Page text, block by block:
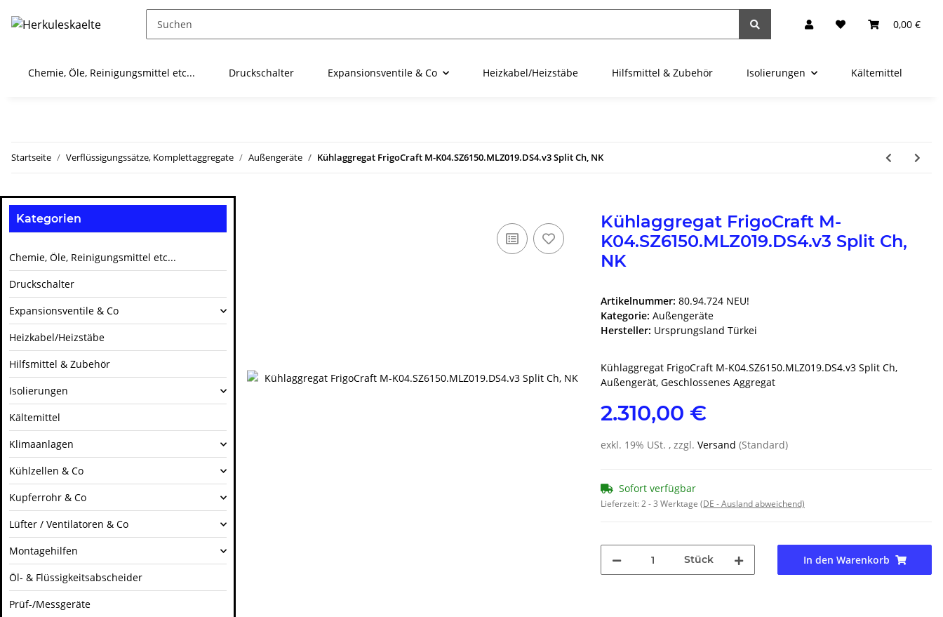
0,00 €
Chemie, Öle, Reinigungsmittel etc... Druckschalter Expansionsventile & Co Heizkabel/Heizstäbe Hilfsmittel & Zubehör Isolierungen Kältemittel
Startseite Verflüssigungssätze, Komplettaggregate Außengeräte Kühlaggregat FrigoCraft M-K04.SZ6150.MLZ019.DS4.v3 Split Ch, NK
Kühlaggregat FrigoCraft M-
K04.SZ6150.MLZ019.DS4.v3 Split Ch,
NK
Artikelnummer: 80.94.724 NEU!
Kategorie: Außengeräte
Hersteller: Ursprungsland Türkei
Kühlaggregat FrigoCraft M-K04.SZ6150.MLZ019.DS4.v3 Split Ch,
Außengerät, Geschlossenes Aggregat
2.310,00 €
exkl. 19% USt. , zzgl. Versand (Standard)
Sofort verfügbar
Lieferzeit:2 - 3 Werktage (DE - Ausland abweichend)
Stück In den Warenkorb
Kategorien
Chemie, Öle, Reinigungsmittel etc...
Druckschalter
Expansionsventile & Co
Heizkabel/Heizstäbe
Hilfsmittel & Zubehör
Isolierungen
Kältemittel
Klimaanlagen
Kühlzellen & Co
Kupferrohr & Co
Lüfter / Ventilatoren & Co
Montagehilfen
Öl- & Flüssigkeitsabscheider
Prüf-/Messgeräte